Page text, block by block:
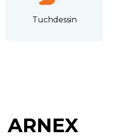
Tuchdessin
ARNEX